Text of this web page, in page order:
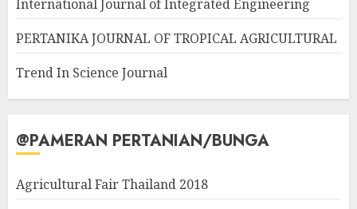
International Journal of Integrated Engineering
PERTANIKA JOURNAL OF TROPICAL AGRICULTURAL
Trend In Science Journal
@PAMERAN PERTANIAN/BUNGA
Agricultural Fair Thailand 2018